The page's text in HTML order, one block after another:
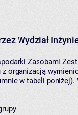
Wydział
Zasobami
organizacją
w tabeli